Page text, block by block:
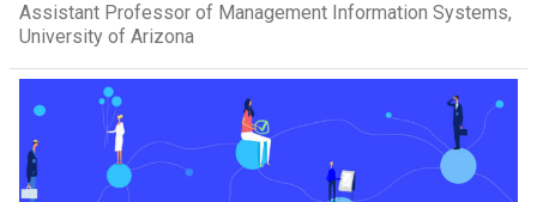
Assistant Professor of Management Information Systems,
University of Arizona